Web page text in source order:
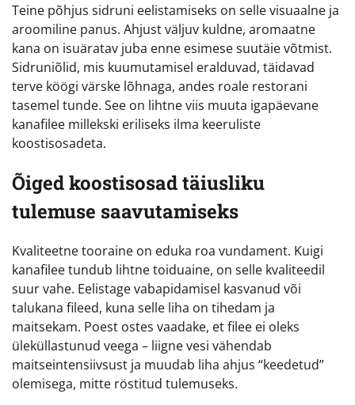
Teine põhjus sidruni eelistamiseks on selle visuaalne ja
aroomiline panus. Ahjust väljuv kuldne, aromaatne
kana on isuäratav juba enne esimese suutäie võtmist.
Sidruniõlid, mis kuumutamisel eralduvad, täidavad
terve köögi värske lõhnaga, andes roale restorani
tasemel tunde. See on lihtne viis muuta igapäevane
kanafilee millekski eriliseks ilma keeruliste
koostisosadeta.
Õiged koostisosad täiusliku
tulemuse saavutamiseks
Kvaliteetne tooraine on eduka roa vundament. Kuigi
kanafilee tundub lihtne toiduaine, on selle kvaliteedil
suur vahe. Eelistage vabapidamisel kasvanud või
talukana fileed, kuna selle liha on tihedam ja
maitsekam. Poest ostes vaadake, et filee ei oleks
üleküllastunud veega – liigne vesi vähendab
maitseintensiivsust ja muudab liha ahjus “keedetud”
olemisega, mitte röstitud tulemuseks.